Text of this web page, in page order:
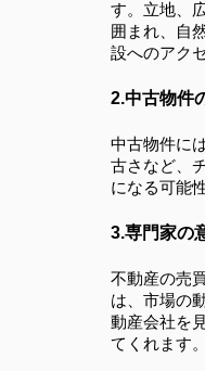
す。立地、
囲まれ、自
設へのアク
2.中古物件
中古物件に
古さなど、
になる可能
3.専門家の
不動産の売
は、市場の
動産会社を
てくれます。